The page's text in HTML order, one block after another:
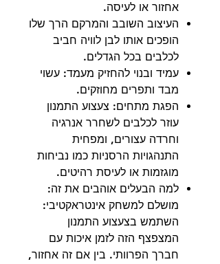
אחזור או לעיסה.
העיצוב השובב והמרקם הרך שלו
הופכים אותו לבן לוויה חביב
לכלבים בכל הגדלים.
עמיד ובנוי להחזיק מעמד: עשוי
מבד ותפרים מחוזקים.
הפגת מתחים: צעצוע התמנון
עוזר לכלבים לשחרר אנרגיה
וחרדה עצורים, ומפחית
התנהגויות הרסניות כמו נביחות
מוגזמות או לעיסת רהיטים.
למה הבעלים אוהבים את זה:
מושלם למשחק אינטראקטיבי:
השתמש בצעצוע התמנון
המצפצף הזה לזמן איכות עם
חברך הפרוותי. בין אם זה אחזור,